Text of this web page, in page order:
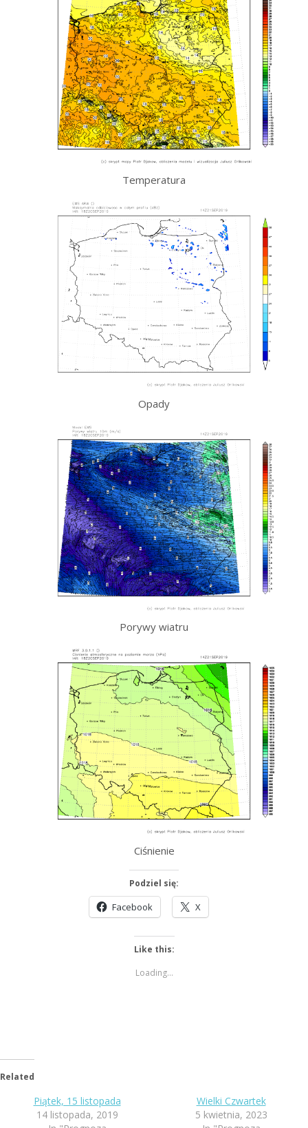
Temperatura
Opady
Porywy wiatru
Ciśnienie
Podziel się:
Facebook X
Like this:
Loading...
Related
Piątek, 15 listopada
14 listopada, 2019
Wielki Czwartek
5 kwietnia, 2023